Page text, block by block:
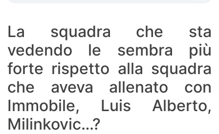
La squadra che sta
vedendo le sembra più
forte rispetto alla squadra
che aveva allenato con
Immobile, Luis Alberto,
Milinkovic…?